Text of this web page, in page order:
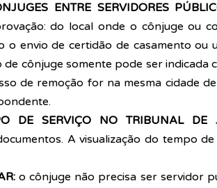
ENTRE SERVIDORES
do local onde o cônjuge ou
o envio de certidão de casamento ou
de cônjuge somente pode ser indicada
de remoção for na mesma cidade
DE SERVIÇO NO TRIBUNAL DE
A visualização do tempo
o cônjuge não precisa ser servidor